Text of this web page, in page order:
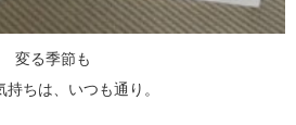
変る季節も
持ちは、いつも通り。